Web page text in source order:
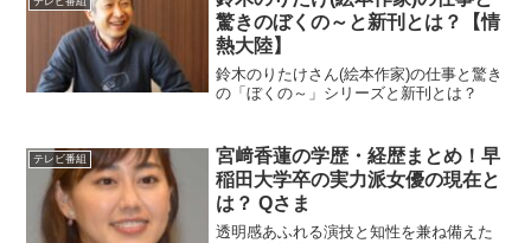
驚きのぼくの～と新刊とは？【情
熱大陸】
鈴木のりたけさん(絵本作家)の仕事と驚き
の「ぼくの～」シリーズと新刊とは？
テレビ番組
宮﨑香蓮の学歴・経歴まとめ！早
稲田大学卒の実力派女優の現在と
は？ Qさま
透明感あふれる演技と知性を兼ね備えた